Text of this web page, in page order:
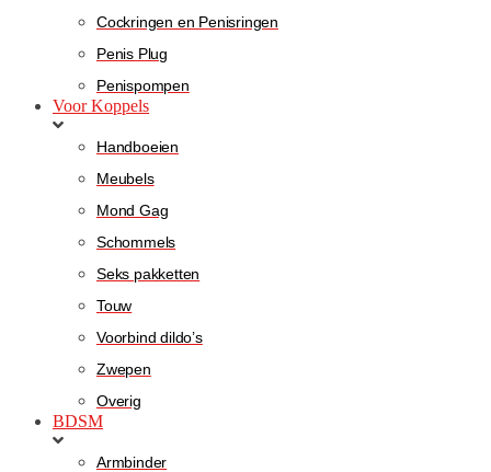
Cockringen en Penisringen
Penis Plug
Penispompen
Voor Koppels
Handboeien
Meubels
Mond Gag
Schommels
Seks pakketten
Touw
Voorbind dildo’s
Zwepen
Overig
BDSM
Armbinder